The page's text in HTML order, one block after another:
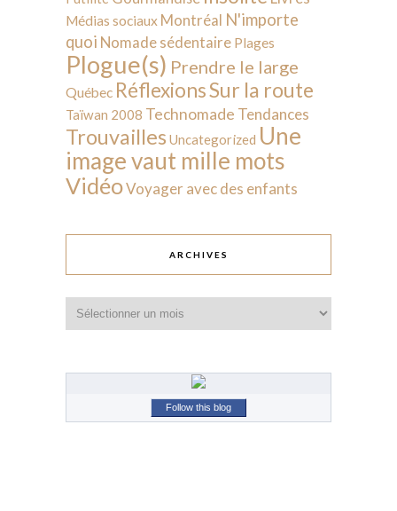
Médias sociaux Montréal N'importe
quoi Nomade sédentaire Plages
Plogue(s) Prendre le large
Québec RéflexionsSur la route
Taïwan 2008 Technomade Tendances
Trouvailles Uncategorized Une
image vaut mille mots
VidéoVoyager avec des enfants
ARCHIVES
Follow this blog